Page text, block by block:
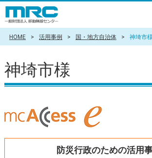
HOME > 活用事例 > 国・地方自治体 > 神埼市様
神埼市様
防災行政のための活用